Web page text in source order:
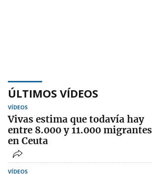
ÚLTIMOS VÍDEOS
VÍDEOS
Vivas estima que todavía hay
entre 8.000 y 11.000 migrantes
en Ceuta
VÍDEOS